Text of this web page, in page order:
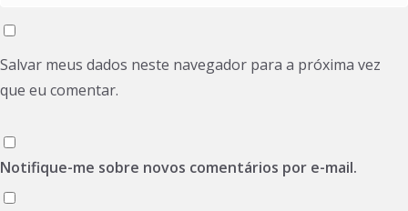
Salvar meus dados neste navegador para a próxima vez
que eu comentar.
Notifique-me sobre novos comentários por e-mail.